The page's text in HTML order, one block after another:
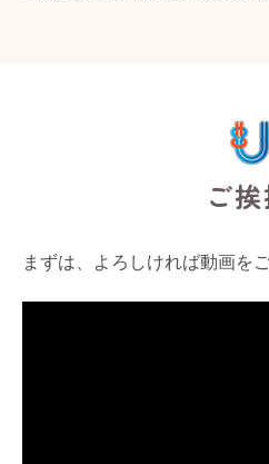
ご
まずは、よろしければ動画を